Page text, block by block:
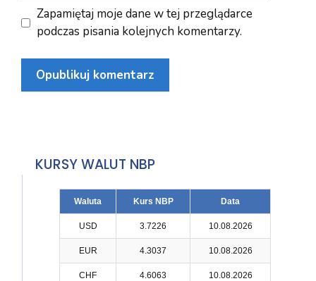
Zapamiętaj moje dane w tej przeglądarce
podczas pisania kolejnych komentarzy.
KURSY WALUT NBP
Waluta Kurs NBP Data
USD 3.7226 10.08.2026
EUR 4.3037 10.08.2026
CHF 4.6063 10.08.2026